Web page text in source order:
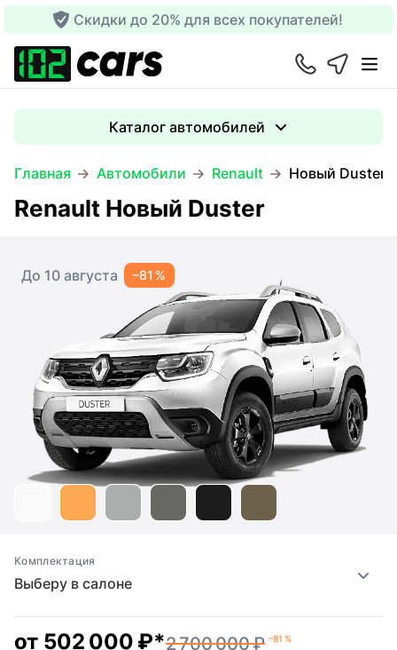
Скидки до 20% для всех покупателей!
Главная Автомобили Renault Новый Duster
Каталог автомобилей
Renault Новый Duster
До 10 августа –81 %
Выберу в салоне
Комплектация
от 502 000 ₽*2 700 000 ₽ –81 %